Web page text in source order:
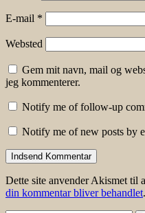
E-mail *
Websted
Gem mit navn, mail og
jeg kommenterer.
Notify me of follow-up
Notify me of new posts by
Dette site anvender Akismet til
din kommentar bliver behandlet.